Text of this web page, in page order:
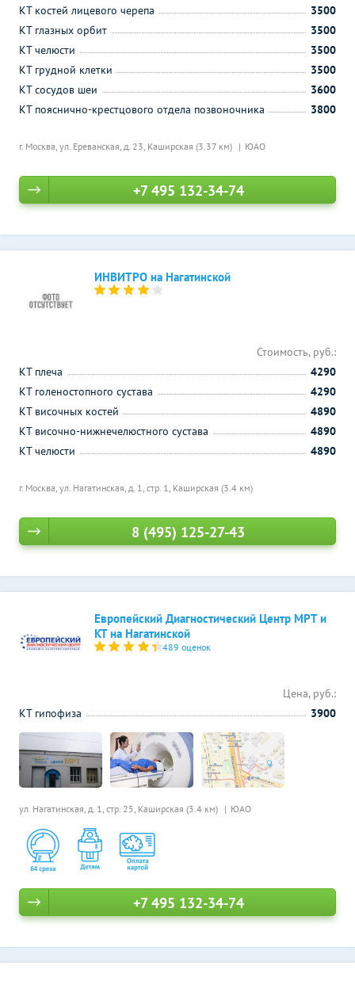
г. Москва, ул. Ереванская, д. 23, Каширская (3.37 км) ЮАО
КТ костей лицевого черепа
3500
КТ глазных орбит
3500
КТ челюсти
3500
КТ грудной клетки
3500
КТ сосудов шеи
3600
КТ пояснично-крестцового отдела позвоночника
3800
+7 495 132-34-74
ИНВИТРО на Нагатинской
г. Москва, ул. Нагатинская, д. 1, стр. 1, Каширская (3.4 км)
Стоимость, руб.:
КТ плеча
4290
КТ голеностопного сустава
4290
КТ височных костей
4890
КТ височно-нижнечелюстного сустава
4890
КТ челюсти
4890
8 (495) 125-27-43
Европейский Диагностический Центр МРТ и
КТ на Нагатинской
489 оценок
ул. Нагатинская, д. 1, стр. 25, Каширская (3.4 км) ЮАО
Цена, руб.:
КТ гипофиза
3900
+7 495 132-34-74